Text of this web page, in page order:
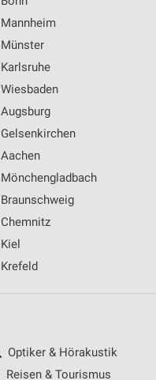
Mannheim
Münster
Karlsruhe
Wiesbaden
Augsburg
Gelsenkirchen
Aachen
Mönchengladbach
Braunschweig
Chemnitz
Kiel
Krefeld
Optiker & Hörakustik
Reisen & Tourismus